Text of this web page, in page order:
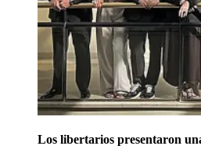
Los libertarios presentaron